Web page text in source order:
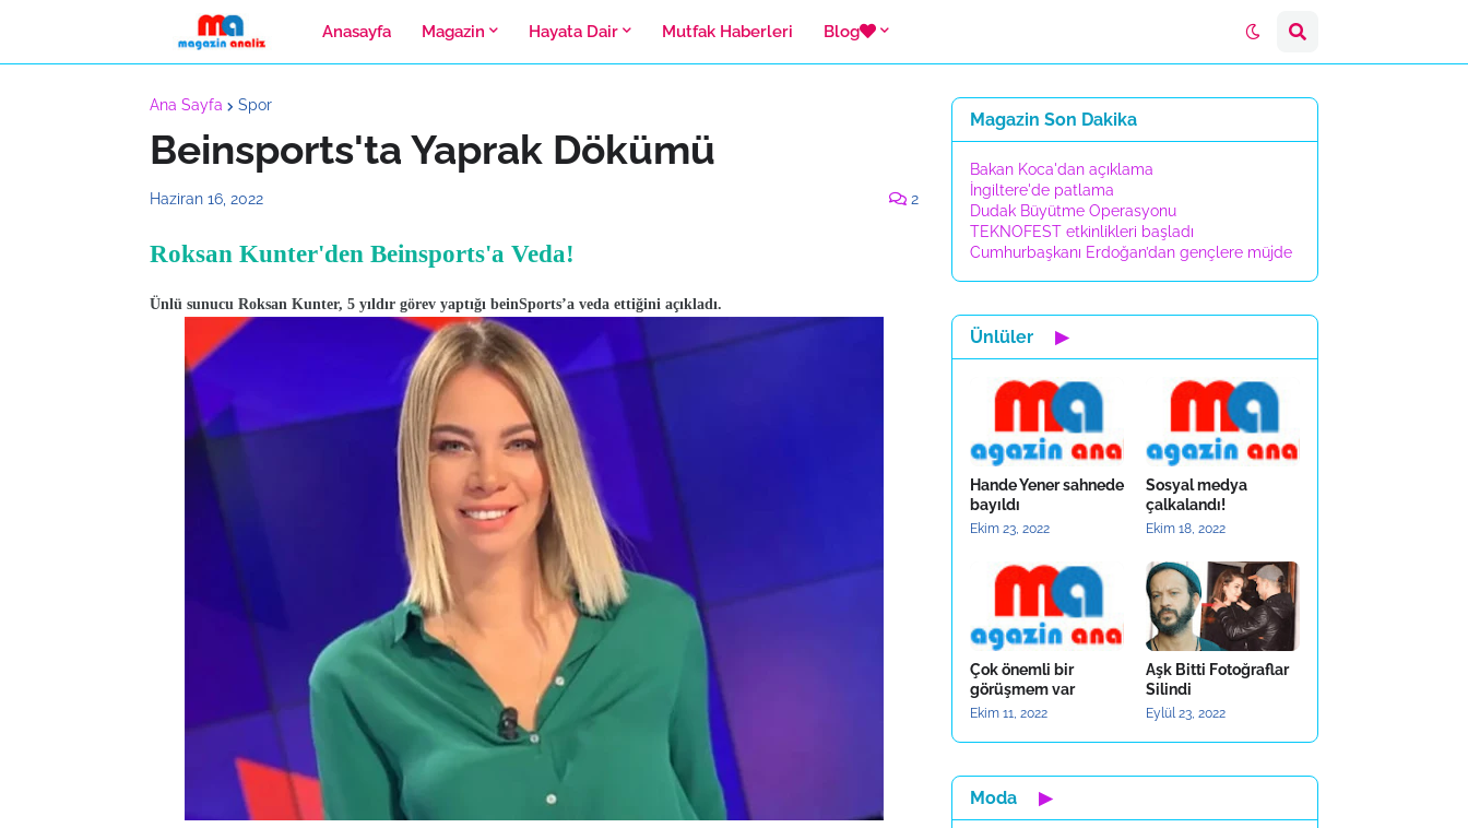
Anasayfa Magazin Hayata Dair Mutfak Haberleri Blog
Ana Sayfa Spor
Beinsports'ta Yaprak Dökümü
Haziran 16, 2022 2
Roksan Kunter'den Beinsports'a Veda!
Ünlü sunucu Roksan Kunter, 5 yıldır görev yaptığı beinSports’a veda ettiğini açıkladı.
Magazin Son Dakika
Bakan Koca'dan açıklama
İngiltere'de patlama
Dudak Büyütme Operasyonu
TEKNOFEST etkinlikleri başladı
Cumhurbaşkanı Erdoğan’dan gençlere müjde
Ünlüler ▶
Hande Yener sahnede
bayıldı
Ekim 23, 2022
Sosyal medya
çalkalandı!
Ekim 18, 2022
Çok önemli bir
görüşmem var
Ekim 11, 2022
Aşk Bitti Fotoğraflar
Silindi
Eylül 23, 2022
Moda ▶